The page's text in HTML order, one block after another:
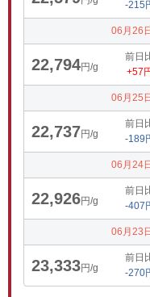
-215
06月26
22,794円/g
前日
+57
06月25
22,737円/g
前日
-189
06月24
22,926円/g
前日
-407
06月23
23,333円/g
前日
-270